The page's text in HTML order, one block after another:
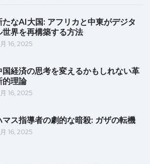
たなAI大国: アフリカと中東がデジタ
世界を再構築する方法
16, 2025
国経済の思考を変えるかもしれない革
的理論
16, 2025
マス指導者の劇的な暗殺: ガザの転機
16, 2025